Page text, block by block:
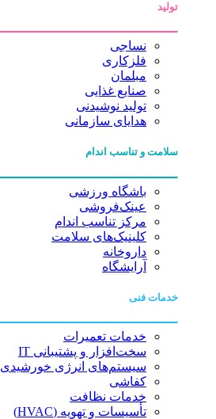
تولید
نساجی
فلزکاری
مبلمان
صنایع غذایی
تولید نوشیدنی
هدایای سازمانی
سلامت و تناسب اندام
باشگاه ورزشی
عینک‌فروشی
مرکز تناسب اندام
کلینیک‌های سلامت
داروخانه
آرایشگاه
خدمات فنی
خدمات تعمیرات
سخت‌افزار و پشتیبانی IT
سیستم‌های انرژی خورشیدی
کفاشی
خدمات نظافت
تأسیسات و تهویه (HVAC)